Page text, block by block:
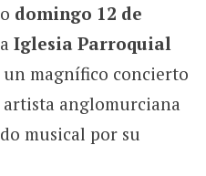
domingo 12 de
Iglesia Parroquial
un magnífico concierto
artista anglomurciana
musical por su